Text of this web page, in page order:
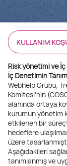
KULLANIM
Risk yönetimi ve
İç Denetimin
Webhelp Grubu,
Komitesi'nin
alanında ortaya
kurumun yönetim
etkilenen bir
hedeflere
üzere
Aşağıdakileri
tanımlanmış ve